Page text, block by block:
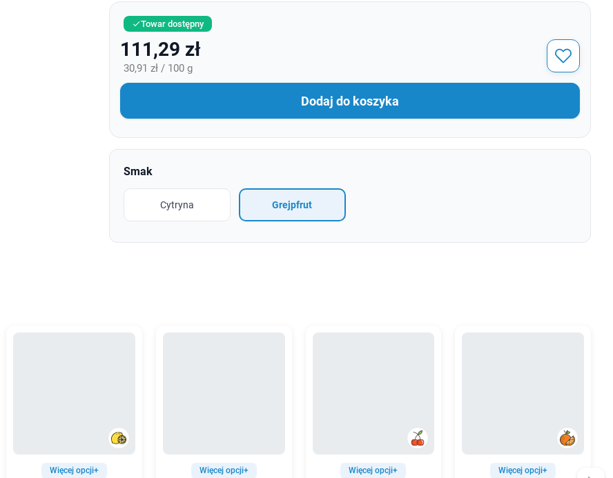
Towar dostępny
111,29 zł
30,91 zł / 100 g
Dodaj do koszyka
Smak
Cytryna Grejpfrut
Więcej opcji+ Więcej opcji+ Więcej opcji+ Więcej opcji+